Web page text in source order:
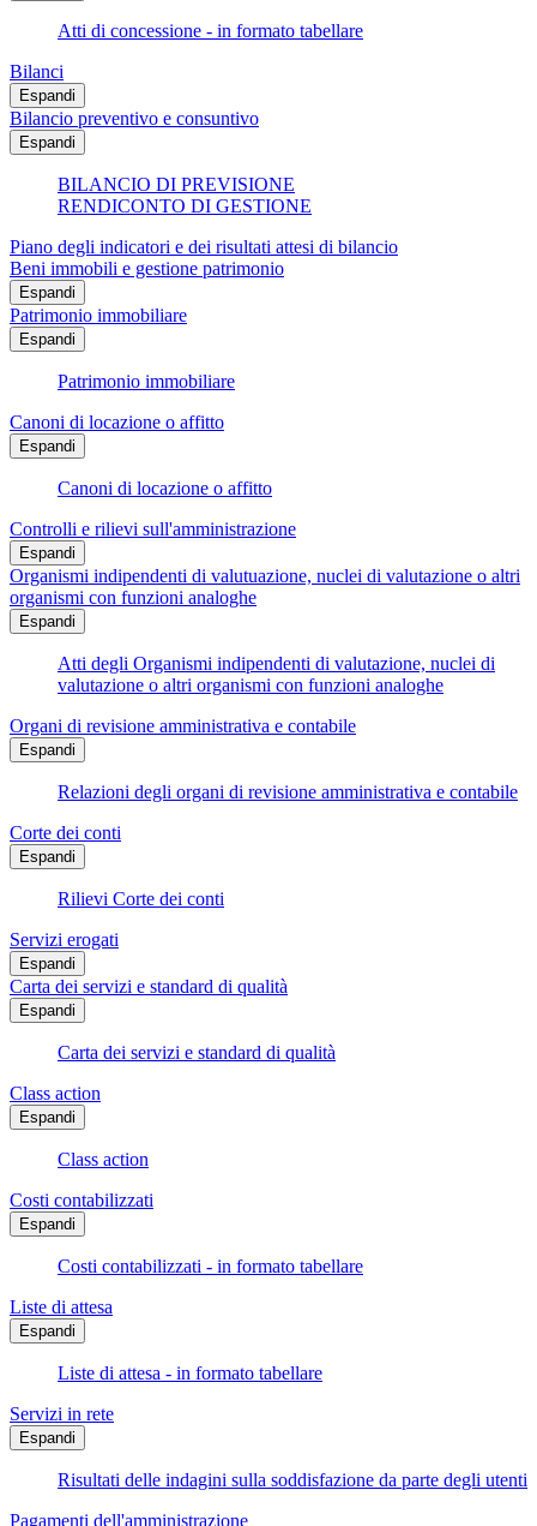
Atti di concessione - in formato tabellare
Bilanci
Espandi
Bilancio preventivo e consuntivo
Espandi
BILANCIO DI PREVISIONE
RENDICONTO DI GESTIONE
Piano degli indicatori e dei risultati attesi di bilancio
Beni immobili e gestione patrimonio
Espandi
Patrimonio immobiliare
Espandi
Patrimonio immobiliare
Canoni di locazione o affitto
Espandi
Canoni di locazione o affitto
Controlli e rilievi sull'amministrazione
Espandi
Organismi indipendenti di valutuazione, nuclei di valutazione o altri
organismi con funzioni analoghe
Espandi
Atti degli Organismi indipendenti di valutazione, nuclei di
valutazione o altri organismi con funzioni analoghe
Organi di revisione amministrativa e contabile
Espandi
Relazioni degli organi di revisione amministrativa e contabile
Corte dei conti
Espandi
Rilievi Corte dei conti
Servizi erogati
Espandi
Carta dei servizi e standard di qualità
Espandi
Carta dei servizi e standard di qualità
Class action
Espandi
Class action
Costi contabilizzati
Espandi
Costi contabilizzati - in formato tabellare
Liste di attesa
Espandi
Liste di attesa - in formato tabellare
Servizi in rete
Espandi
Risultati delle indagini sulla soddisfazione da parte degli utenti
Pagamenti dell'amministrazione